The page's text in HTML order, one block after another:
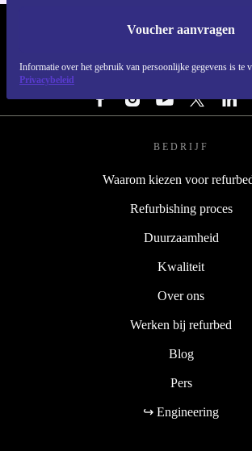
Voucher aanvragen
Informatie over het gebruik van persoonlijke gegevens is te
Privacybeleid
REFURBED NEDERLAND -
VOLG ONS
BEDRIJF
Waarom kiezen voor
Refurbishing proces
Duurzaamheid
Kwaliteit
Over ons
Werken bij refurbed
Blog
Pers
↪ Engineering